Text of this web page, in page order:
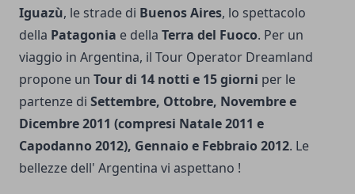
Iguazù, le strade di Buenos Aires, lo spettacolo
della Patagonia e della Terra del Fuoco. Per un
viaggio in Argentina, il Tour Operator Dreamland
propone un Tour di 14 notti e 15 giorni per le
partenze di Settembre, Ottobre, Novembre e
Dicembre 2011 (compresi Natale 2011 e
Capodanno 2012), Gennaio e Febbraio 2012. Le
bellezze dell' Argentina vi aspettano !